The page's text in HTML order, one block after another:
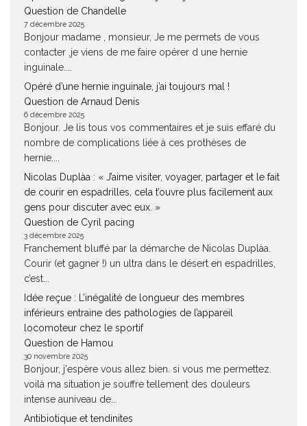
Question de Chandelle
7 décembre 2025
Bonjour madame , monsieur, Je me permets de vous
contacter ,je viens de me faire opérer d une hernie
inguinale....
Opéré d’une hernie inguinale, j’ai toujours mal !
Question de Arnaud Denis
6 décembre 2025
Bonjour. Je lis tous vos commentaires et je suis effaré du
nombre de complications liée à ces prothèses de
hernie....
Nicolas Duplàa : « J’aime visiter, voyager, partager et le fait
de courir en espadrilles, cela t’ouvre plus facilement aux
gens pour discuter avec eux. »
Question de Cyril pacing
3 décembre 2025
Franchement bluffé par la démarche de Nicolas Duplàa.
Courir (et gagner !) un ultra dans le désert en espadrilles,
c’est...
Idée reçue : L’inégalité de longueur des membres
inférieurs entraine des pathologies de l’appareil
locomoteur chez le sportif
Question de Hamou
30 novembre 2025
Bonjour, j'espère vous allez bien. si vous me permettez.
voilà ma situation je souffre tellement des douleurs
intense auniveau de...
Antibiotique et tendinites